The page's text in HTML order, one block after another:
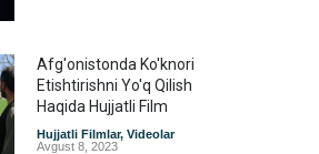
Afg'onistonda Ko'knori
Etishtirishni Yo'q Qilish
Haqida Hujjatli Film
Hujjatli Filmlar, Videolar
Avgust 8, 2023